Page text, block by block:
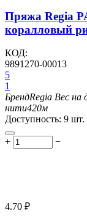
Пряжа Regia
коралловый
КОД:
9891270-00013
5
1
БрендRegia Вес на
нити420м
Доступность: 9 шт.
+ −
4.70 ₽